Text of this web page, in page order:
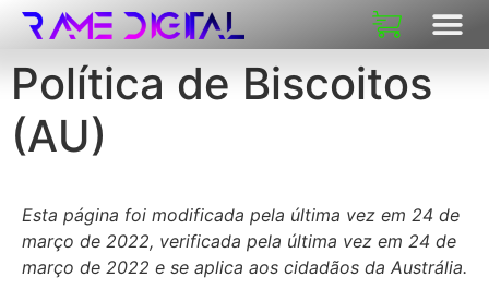
Política de Biscoitos
(AU)
Esta página foi modificada pela última vez em 24 de
março de 2022, verificada pela última vez em 24 de
março de 2022 e se aplica aos cidadãos da Austrália.